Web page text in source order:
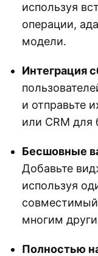
используя
операции,
модели.
Интеграция
и отправьте
или CRM для
Бесшовные
Добавьте
используя
совместимый
многим
Полностью